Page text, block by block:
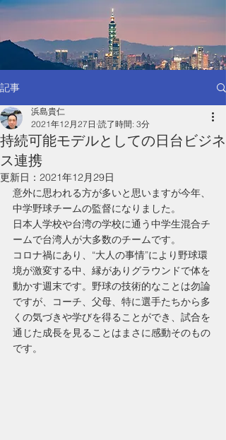
記事
持続可能モデルとしての日台ビジネ
ス連携
浜島貴仁
2021年12月27日 読了時間: 3分
更新日： 2021年12月29日
意外に思われる方が多いと思いますが今年、
中学野球チームの監督になりました。
日本人学校や台湾の学校に通う中学生混合チ
ームで台湾人が大多数のチームです。
コロナ禍にあり、“大人の事情”により野球環
境が激変する中、縁がありグラウンドで体を
動かす週末です。野球の技術的なことは勿論
ですが、コーチ、父母、特に選手たちから多
くの気づきや学びを得ることができ、試合を
通じた成長を見ることはまさに感動そのもの
です。